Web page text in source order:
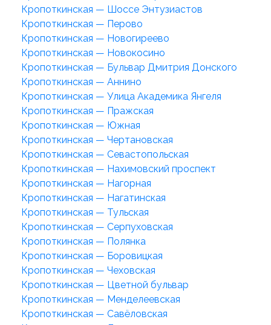
Кропоткинская — Шоссе Энтузиастов
Кропоткинская — Перово
Кропоткинская — Новогиреево
Кропоткинская — Новокосино
Кропоткинская — Бульвар Дмитрия Донского
Кропоткинская — Аннино
Кропоткинская — Улица Академика Янгеля
Кропоткинская — Пражская
Кропоткинская — Южная
Кропоткинская — Чертановская
Кропоткинская — Севастопольская
Кропоткинская — Нахимовский проспект
Кропоткинская — Нагорная
Кропоткинская — Нагатинская
Кропоткинская — Тульская
Кропоткинская — Серпуховская
Кропоткинская — Полянка
Кропоткинская — Боровицкая
Кропоткинская — Чеховская
Кропоткинская — Цветной бульвар
Кропоткинская — Менделеевская
Кропоткинская — Савёловская